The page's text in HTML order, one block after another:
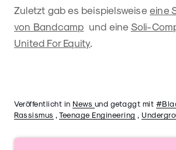
Zuletzt gab es beispielsweise eine
von Bandcamp und eine Soli-
United For Equity
Veröffentlicht in News und getaggt mit
Rassismus
Teenage Engineering